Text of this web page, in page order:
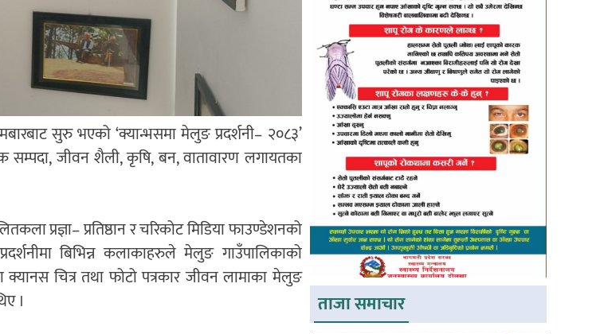
सुरु भएको ‘क्यान्भसमा मेलुङ प्रदर्शनी– २०८३’
सम्पदा, जीवन शैली, कृषि, बन, वातावारण लगायतका
प्रज्ञा– प्रतिष्ठान र चरिकोट मिडिया फाउण्डेशनको
बिभिन्न कलाकाहरुले मेलुङ गाउँपालिकाको
चित्र तथा फोटो पत्रकार जीवन लामाका मेलुङ
।
ताजा समाचार